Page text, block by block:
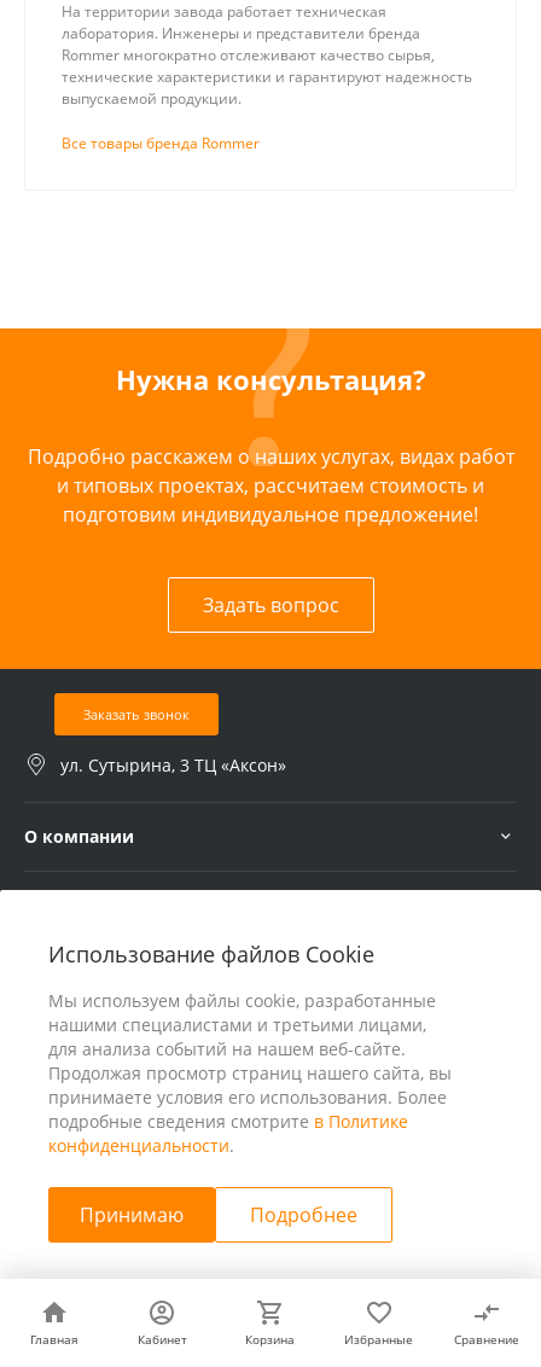
Использование файлов Cookie
Мы используем файлы cookie, разработанные
нашими специалистами и третьими лицами,
для анализа событий на нашем веб-сайте.
Продолжая просмотр страниц нашего сайта, вы
принимаете условия его использования. Более
подробные сведения смотрите в Политике
конфиденциальности.
Принимаю Подробнее
Главная Кабинет Корзина Избранные Сравнение
Главная Кабинет Корзина Избранные Сравнение
На территории завода работает техническая
лаборатория. Инженеры и представители бренда
Rommer многократно отслеживают качество сырья,
технические характеристики и гарантируют надежность
выпускаемой продукции.
Все товары бренда Rommer
Нужна консультация?
Подробно расскажем о наших услугах, видах работ
и типовых проектах, рассчитаем стоимость и
подготовим индивидуальное предложение!
Задать вопрос
Заказать звонок
ул. Сутырина, 3 ТЦ «Аксон»
О компании
© 2026 ООО «25 Киловатт» ИНН 4401188290, Все права
защищены